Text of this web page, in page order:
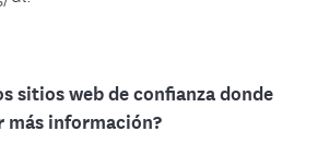
sitios web de confianza donde
más información?